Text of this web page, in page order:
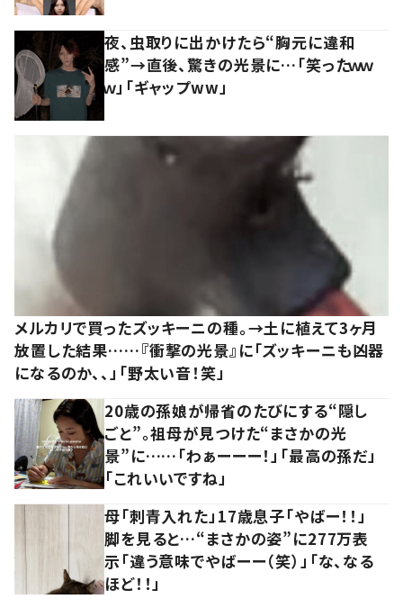
夜、虫取りに出かけたら“胸元に違和
感”→直後、驚きの光景に…「笑ったｗｗ
ｗ」「ギャップww」
メルカリで買ったズッキーニの種。→土に植えて3ヶ月
放置した結果……『衝撃の光景』に「ズッキーニも凶器
になるのか、、」「野太い音！笑」
20歳の孫娘が帰省のたびにする“隠し
ごと”。祖母が見つけた“まさかの光
景”に……「わぁーーー！」「最高の孫だ」
「これいいですね」
母「刺青入れた」17歳息子「やばー！！」
脚を見ると…“まさかの姿”に277万表
示「違う意味でやばーー（笑）」「な、なる
ほど！！」